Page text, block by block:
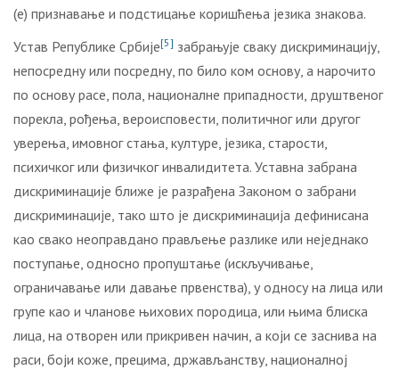
(е) признавање и подстицање коришћења језика знакова.
Устав Републике Србије[5] забрањује сваку дискриминацију,
непосредну или посредну, по било ком основу, а нарочито
по основу расе, пола, националне припадности, друштвеног
порекла, рођења, вероисповести, политичног или другог
уверења, имовног стања, културе, језика, старости,
психичког или физичког инвалидитета. Уставна забрана
дискриминације ближе је разрађена Законом о забрани
дискриминације, тако што је дискриминација дефинисана
као свако неоправдано прављење разлике или неједнако
поступање, односно пропуштање (искључивање,
ограничавање или давање првенства), у односу на лица или
групе као и чланове њихових породица, или њима блиска
лица, на отворен или прикривен начин, а који се заснива на
раси, боји коже, прецима, држављанству, националној